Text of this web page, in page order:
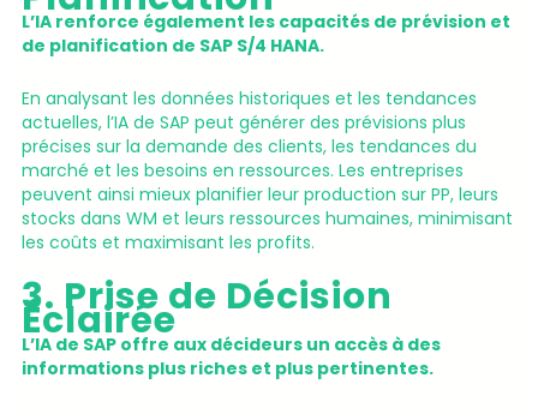
L’IA renforce également les capacités de prévision et
de planification de SAP S/4 HANA.
En analysant les données historiques et les tendances
actuelles, l’IA de SAP peut générer des prévisions plus
précises sur la demande des clients, les tendances du
marché et les besoins en ressources. Les entreprises
peuvent ainsi mieux planifier leur production sur PP, leurs
stocks dans WM et leurs ressources humaines, minimisant
les coûts et maximisant les profits.
3. Prise de Décision
Éclairée
L’IA de SAP offre aux décideurs un accès à des
informations plus riches et plus pertinentes.